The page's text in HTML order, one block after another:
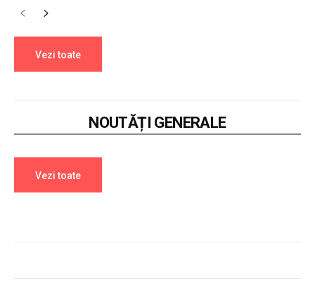
Vezi toate
NOUTĂȚI GENERALE
Vezi toate